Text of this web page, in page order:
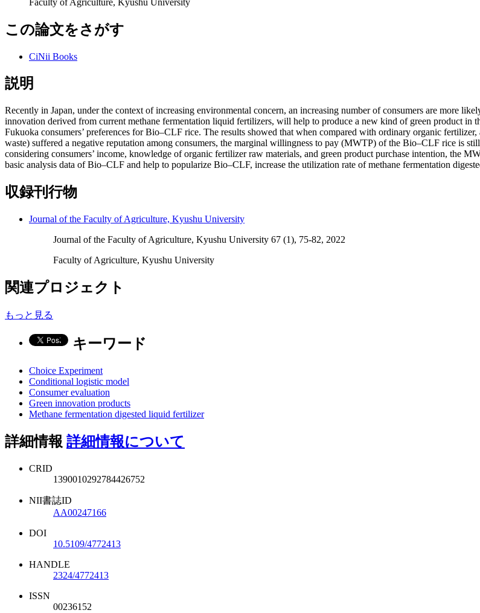
この論文をさがす
CiNii Books
説明
Recently in Japan, under the context of increasing environmental concern, an increasing number of consumers are more
innovation derived from current methane fermentation liquid fertilizers, will help to produce a new kind of green product in
Fukuoka consumers’ preferences for Bio–CLF rice. The results showed that when compared with ordinary organic
waste) suffered a negative reputation among consumers, the marginal willingness to pay (MWTP) of the Bio–CLF rice is
considering consumers’ income, knowledge of organic fertilizer raw materials, and green product purchase intention,
basic analysis data of Bio–CLF and help to popularize Bio–CLF, increase the utilization rate of methane fermentation
収録刊行物
Journal of the Faculty of Agriculture, Kyushu University
Journal of the Faculty of Agriculture, Kyushu University 67 (1), 75-82, 2022
Faculty of Agriculture, Kyushu University
関連プロジェクト
もっと見る
キーワード
Choice Experiment
Conditional logistic model
Consumer evaluation
Green innovation products
Methane fermentation digested liquid fertilizer
詳細情報 詳細情報について
CRID
1390010292784426752
NII書誌ID
AA00247166
DOI
10.5109/4772413
HANDLE
2324/4772413
ISSN
00236152